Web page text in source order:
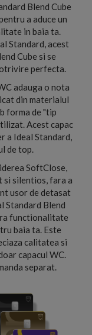
Blend Cube
a aduce un
in baia ta.
Standard, acest
Cube si se
perfecta.
adauga o nota
din materialul
forma de "tip
Acest capac
a Ideal Standard,
de top.
SoftClose,
si silentios, fara a
usor de detasat
Standard Blend
functionalitate
baia ta. Este
calitatea si
capacul WC.
separat.